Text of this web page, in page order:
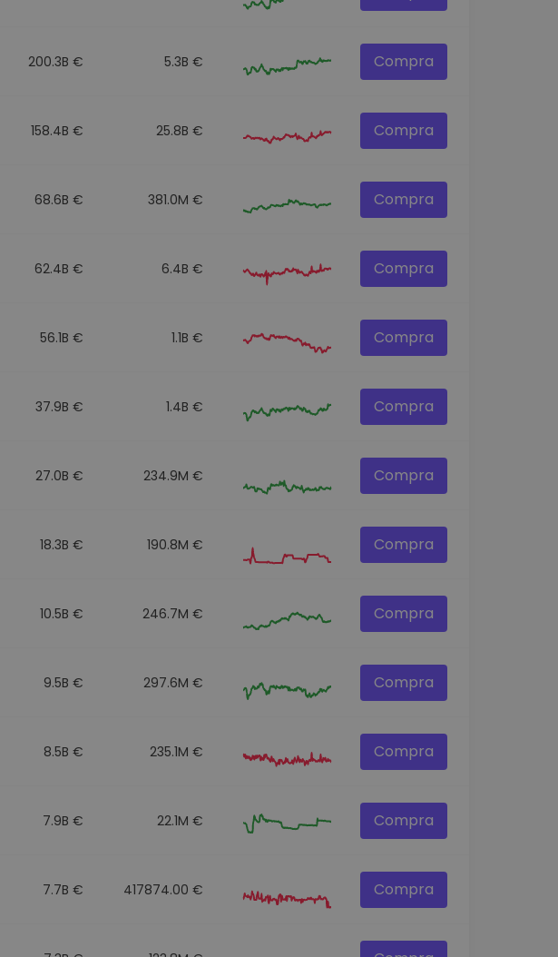
200.3B € 5.3B € Compra
158.4B € 25.8B € Compra
68.6B € 381.0M € Compra
62.4B € 6.4B € Compra
56.1B € 1.1B € Compra
37.9B € 1.4B € Compra
27.0B € 234.9M € Compra
18.3B € 190.8M € Compra
10.5B € 246.7M € Compra
9.5B € 297.6M € Compra
8.5B € 235.1M € Compra
7.9B € 22.1M € Compra
7.7B € 417874.00 € Compra